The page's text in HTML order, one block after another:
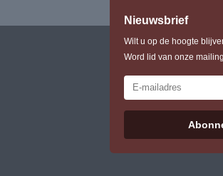
Nieuwsbrief
Wilt u op de hoogte
Word lid van onze